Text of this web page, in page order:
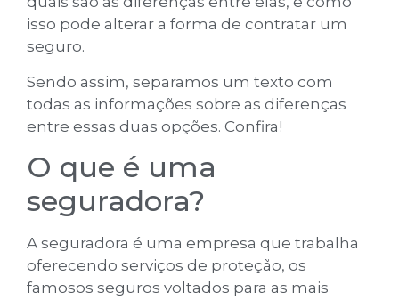
isso pode alterar a forma de contratar um
seguro.
Sendo assim, separamos um texto com
todas as informações sobre as diferenças
entre essas duas opções. Confira!
O que é uma
seguradora?
A seguradora é uma empresa que trabalha
oferecendo serviços de proteção, os
famosos seguros voltados para as mais